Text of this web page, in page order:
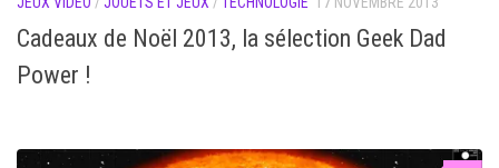
Cadeaux de Noël 2013, la sélection Geek Dad
Power !